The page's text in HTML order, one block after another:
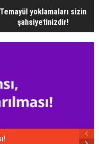
Temayül yoklamaları sizin
şahsiyetinizdir!